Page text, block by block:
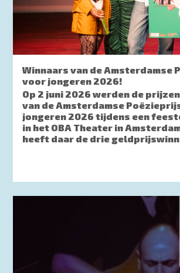
Winnaars van de Amsterdamse
voor jongeren 2026!
Op 2 juni 2026 werden de
van de Amsterdamse
jongeren 2026 tijdens een
in het OBA Theater in
heeft daar de drie